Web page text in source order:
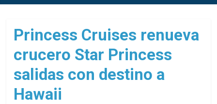
la
de
cruceros
en
solo
sitio
Princess Cruises renueva
crucero Star Princess
salidas con destino a
Hawaii